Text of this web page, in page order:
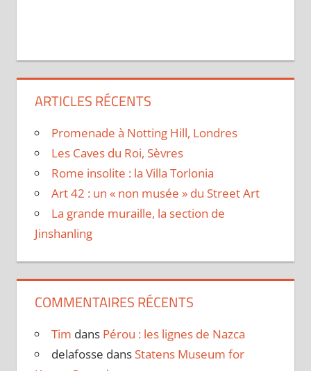
ARTICLES RÉCENTS
Promenade à Notting Hill, Londres
Les Caves du Roi, Sèvres
Rome insolite : la Villa Torlonia
Art 42 : un « non musée » du Street Art
La grande muraille, la section de
Jinshanling
COMMENTAIRES RÉCENTS
Tim dans Pérou : les lignes de Nazca
delafosse dans Statens Museum for